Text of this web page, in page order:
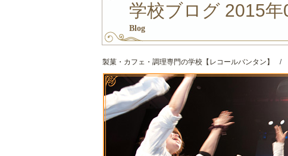
学校ブログ 2015年
Blog
製菓・カフェ・調理専門の学校【レコールバンタン】 /